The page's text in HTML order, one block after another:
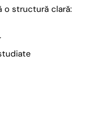
o structură clară: